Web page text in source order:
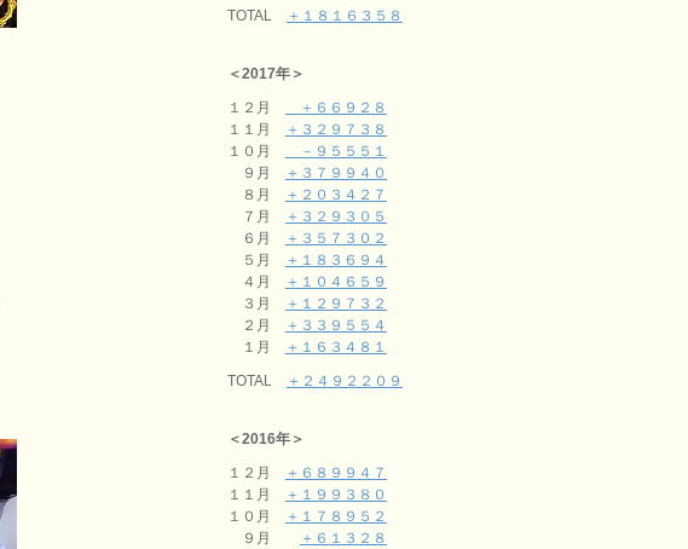
TOTAL
＋１８１６３５８
＜2017年＞
１２月
＋６６９２８
１１月
＋３２９７３８
１０月
－９５５５１
９月
＋３７９９４０
８月
＋２０３４２７
７月
＋３２９３０５
６月
＋３５７３０２
５月
＋１８３６９４
４月
＋１０４６５９
３月
＋１２９７３２
２月
＋３３９５５４
１月
＋１６３４８１
TOTAL
＋２４９２２０９
＜2016年＞
１２月
＋６８９９４７
１１月
＋１９９３８０
１０月
＋１７８９５２
９月
＋６１３２８